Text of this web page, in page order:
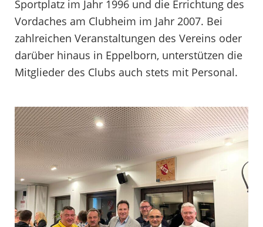
Sportplatz im Jahr 1996 und die Errichtung des
Vordaches am Clubheim im Jahr 2007. Bei
zahlreichen Veranstaltungen des Vereins oder
darüber hinaus in Eppelborn, unterstützen die
Mitglieder des Clubs auch stets mit Personal.